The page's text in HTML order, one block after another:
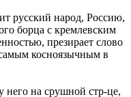
русский народ, Россию,
борца с кремлевским
презирает слово
косноязычным в
него на срушной стр-це,